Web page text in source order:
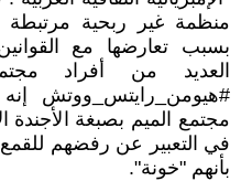
منظمة غير ربحية مرتبطة
بسبب تعارضها مع
العديد من أفراد
#هيومن_رايتس_ووتش
مجتمع الميم بصبغة الأجندة
في التعبير عن رفضهم
بأنهم "خونة".